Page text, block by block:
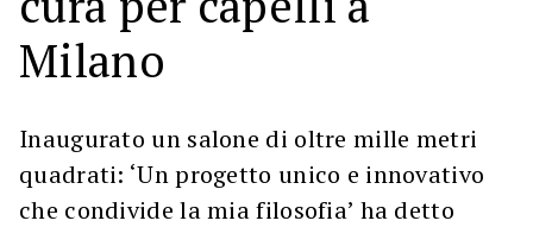
Milano
Inaugurato un salone di oltre mille metri
quadrati: ‘Un progetto unico e innovativo
che condivide la mia filosofia’ ha detto